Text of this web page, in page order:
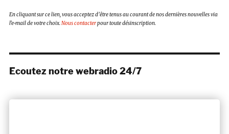
En cliquant sur ce lien, vous acceptez d’être tenus au courant de nos dernières nouvelles via
l’e-mail de votre choix.Nous contacterpour toute désinscription.
Ecoutez notre webradio 24/7